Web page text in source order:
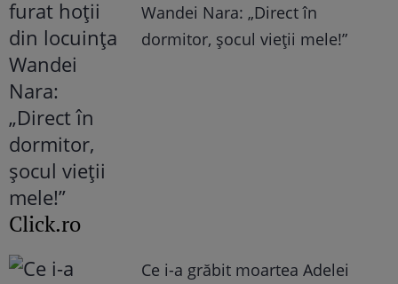
Wandei Nara: „Direct în
dormitor, șocul vieții mele!”
Click.ro
Ce i-a grăbit moartea Adelei